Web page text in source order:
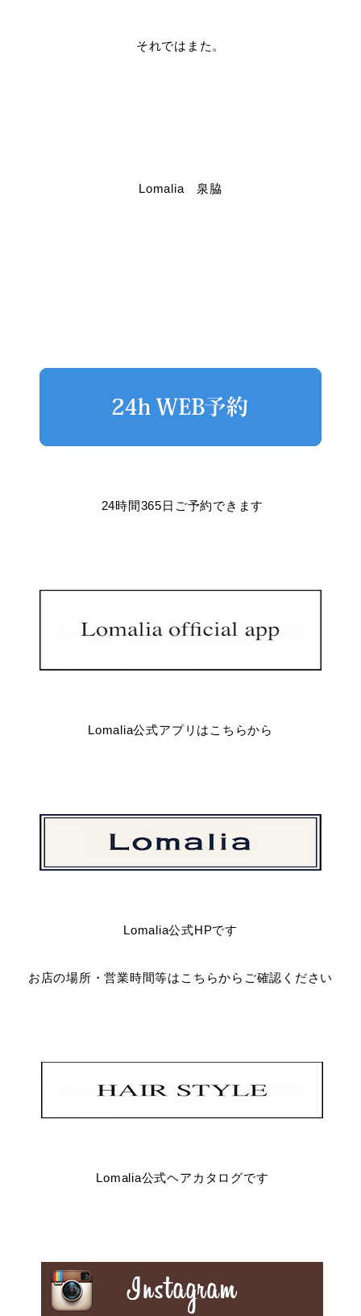
それではまた。
Lomalia 泉脇
24時間365日ご予約できます
Lomalia公式アプリはこちらから
Lomalia公式HPです
お店の場所・営業時間等はこちらからご確認ください
Lomalia公式ヘアカタログです